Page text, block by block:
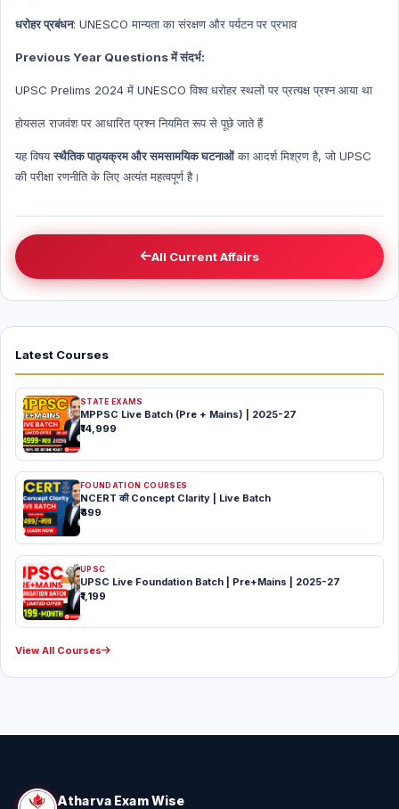
धरोहर प्रबंधन: UNESCO मान्यता का संरक्षण और पर्यटन पर प्रभाव
Previous Year Questions में संदर्भ:
UPSC Prelims 2024 में UNESCO विश्व धरोहर स्थलों पर प्रत्यक्ष प्रश्न आया था
होयसल राजवंश पर आधारित प्रश्न नियमित रूप से पूछे जाते हैं
यह विषयस्थैतिक पाठ्यक्रम और समसामयिक घटनाओंका आदर्श मिश्रण है, जो UPSC
की परीक्षा रणनीति के लिए अत्यंत महत्वपूर्ण है।
All Current Affairs
Latest Courses
STATE EXAMS
MPPSC Live Batch (Pre + Mains) | 2025-27
₹14,999
FOUNDATION COURSES
NCERT की Concept Clarity | Live Batch
₹499
UPSC
UPSC Live Foundation Batch | Pre+Mains | 2025-27
₹1,199
View All Courses
Atharva Exam Wise